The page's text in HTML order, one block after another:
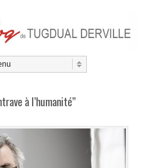
à l’humanité”